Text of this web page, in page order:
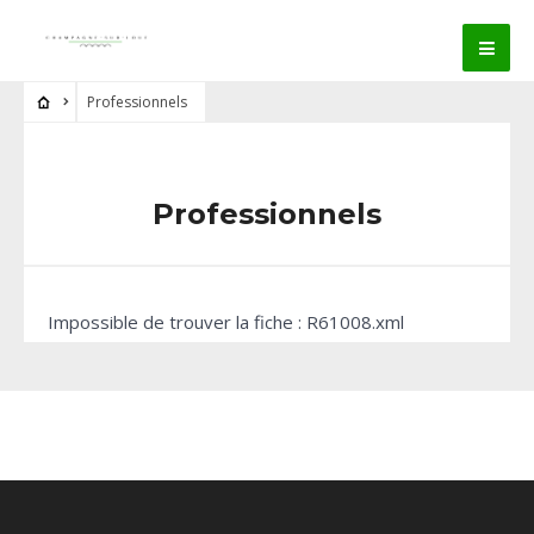
Professionnels
Professionnels
Impossible de trouver la fiche : R61008.xml